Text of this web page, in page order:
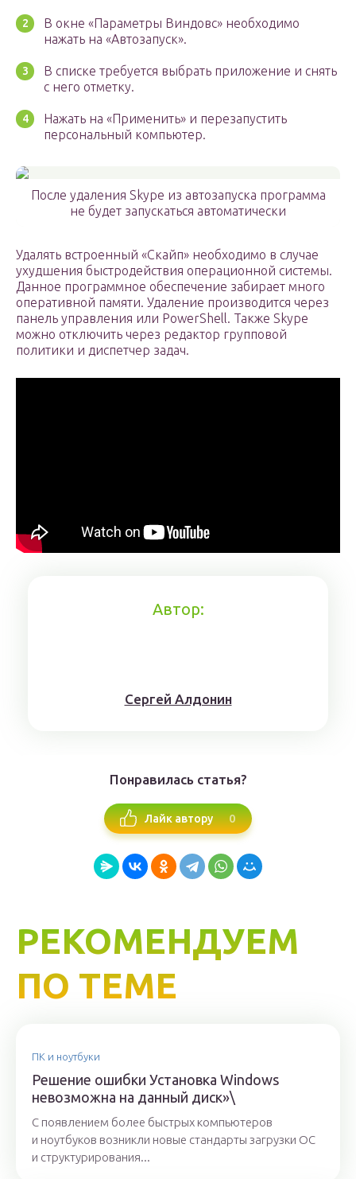
В окне «Параметры Виндовс» необходимо
нажать на «Автозапуск».
В списке требуется выбрать приложение и снять
с него отметку.
Нажать на «Применить» и перезапустить
персональный компьютер.
После удаления Skype из автозапуска программа
не будет запускаться автоматически
Удалять встроенный «Скайп» необходимо в случае
ухудшения быстродействия операционной системы.
Данное программное обеспечение забирает много
оперативной памяти. Удаление производится через
панель управления или PowerShell. Также Skype
можно отключить через редактор групповой
политики и диспетчер задач.
Автор:
Сергей Алдонин
Понравилась статья?
Лайк автору 0
РЕКОМЕНДУЕМ
ПО ТЕМЕ
ПК и ноутбуки
Решение ошибки Установка Windows
невозможна на данный диск»\
С появлением более быстрых компьютеров
и ноутбуков возникли новые стандарты загрузки ОС
и структурирования...